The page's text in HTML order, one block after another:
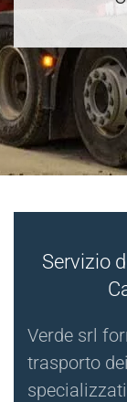
Servizio
Verde srl
trasporto